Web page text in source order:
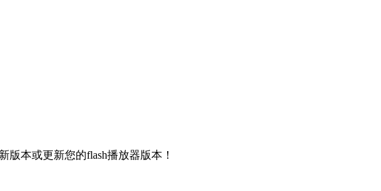
版本或更新您的flash播放器版本！